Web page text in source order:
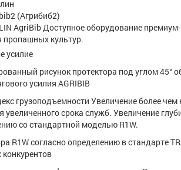
(Агрибиб2)
AgriBib Доступное оборудование
культур.
усилие
рисунок протектора под углом 45°
усилия AGRIBIB
грузоподъемности Увеличение более
увеличенного срока служб. Увеличение
со стандартной моделью R1W.
R1W согласно определению в